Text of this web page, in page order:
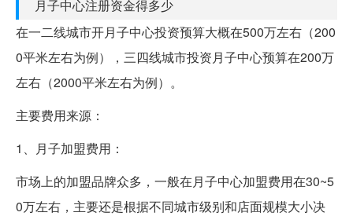
月子中心注册资金得多少
在一二线城市开月子中心投资预算大概在500万左右（200
0平米左右为例），三四线城市投资月子中心预算在200万
左右（2000平米左右为例）。
主要费用来源：
1、月子加盟费用：
市场上的加盟品牌众多，一般在月子中心加盟费用在30~5
0万左右，主要还是根据不同城市级别和店面规模大小决